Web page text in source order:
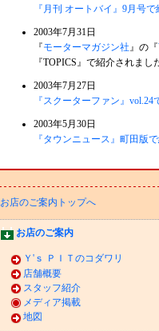
『月刊 オートバイ』9月号
2003年7月31日
『モーターマガジン社』の『
『TOPICS』で紹介されまし
2003年7月27日
『スクーターファン』
2003年5月30日
『タウンニュース』町田版
お店のご案内トップへ
お店のご案内
Ｙ'ｓ ＰＩＴのコダワリ
店舗概要
スタッフ紹介
メディア掲載
地図